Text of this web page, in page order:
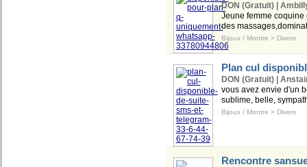
DON (Gratuit) |
Jeune femme
des
Bijoux / Montre > Divers
Plan cul
DON (Gratuit) |
vous avez envie d'un
sublime, belle,
Bijoux / Montre > Divers
Rencontre